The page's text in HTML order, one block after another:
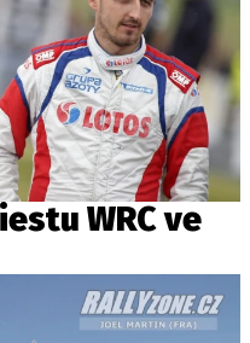
WRC ve